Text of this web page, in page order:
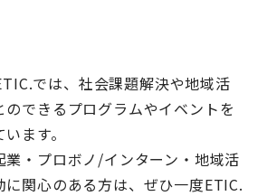
では、社会課題解決や地域活
できるプログラムやイベントを
ます。
業・プロボノ/インターン・地域活
関心のある方は、ぜひ一度ETIC.